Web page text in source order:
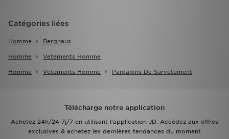
Catégories liées
Homme Berghaus
Homme Vetements Homme
Homme Vetements Homme Pantalons De Survetement
Télécharge notre application
Achetez 24h/24 7j/7 en utilisant l'application JD. Accèdez aux offres
exclusives & achetez les dernières tendances du moment